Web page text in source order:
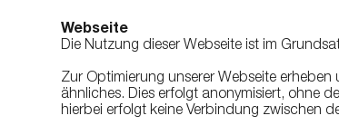
Webseite
Die Nutzung dieser Webseite ist im
Zur Optimierung unserer Webseite
ähnliches. Dies erfolgt anonymisiert, ohne
hierbei erfolgt keine Verbindung zwischen